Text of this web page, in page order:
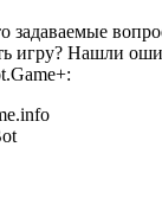
задаваемые
игру? Нашли
: